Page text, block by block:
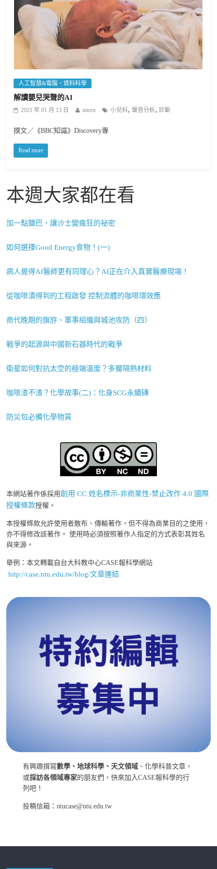
人工智慧&電腦、資料科學
解讀嬰兒哭聲的AI
2021 年 01 月 13 日 intern 小兒科,聲音分析,診斷
撰文／《BBC知識》Discovery專
Read more
本週大家都在看
加一點鹽巴，讓沙士變瘋狂的祕密
如何選擇Good Energy食物！(一)
病人覺得AI醫師更有同理心？AI正在介入真實醫療現場！
從咖啡漬得到的工程啟發 控制流體的咖啡環效應
商代晚期的旗斿、軍事組織與城池攻防（四）
戰爭的起源與中國新石器時代的戰爭
衛星如何對抗太空的極端溫度？多層隔熱材料
咖啡渣不渣？化學故事(二)：化身SCG永續磚
防災包必備化學物質
本網站著作係採用創用 CC 姓名標示-非商業性-禁止改作 4.0 國際
授權條款授權。
本授權條款允許使用者散布、傳輸著作，但不得為商業目的之使用，
亦不得修改該著作。 使用時必須按照著作人指定的方式表彰其姓名
與來源。
舉例：本文轉載自台大科教中心CASE報科學網站
http://case.ntu.edu.tw/blog/文章連結
有興趣撰寫數學、地球科學、天文領域 、化學科普文章，
或採訪各領域專家的朋友們，快來加入CASE報科學的行
列吧！
投稿信箱：ntucase@ntu.edu.tw